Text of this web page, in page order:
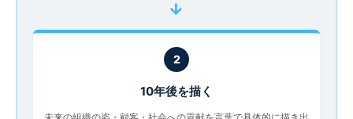
→
2
10年後を描く